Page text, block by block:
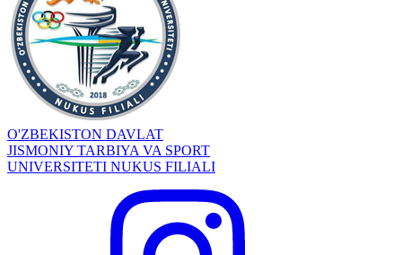
O'ZBEKISTON DAVLAT
JISMONIY TARBIYA VA SPORT
UNIVERSITETI NUKUS FILIALI